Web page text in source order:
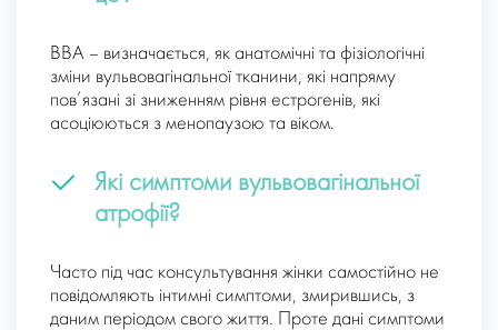
ВВА – визначається, як анатомічні та фізіологічні
зміни вульвовагінальної тканини, які напряму
пов’язані зі зниженням рівня естрогенів, які
асоціюються з менопаузою та віком.
Які симптоми вульвовагінальної
атрофії?
Часто під час консультування жінки самостійно не
повідомляють інтимні симптоми, змирившись, з
даним періодом свого життя. Проте дані симптоми